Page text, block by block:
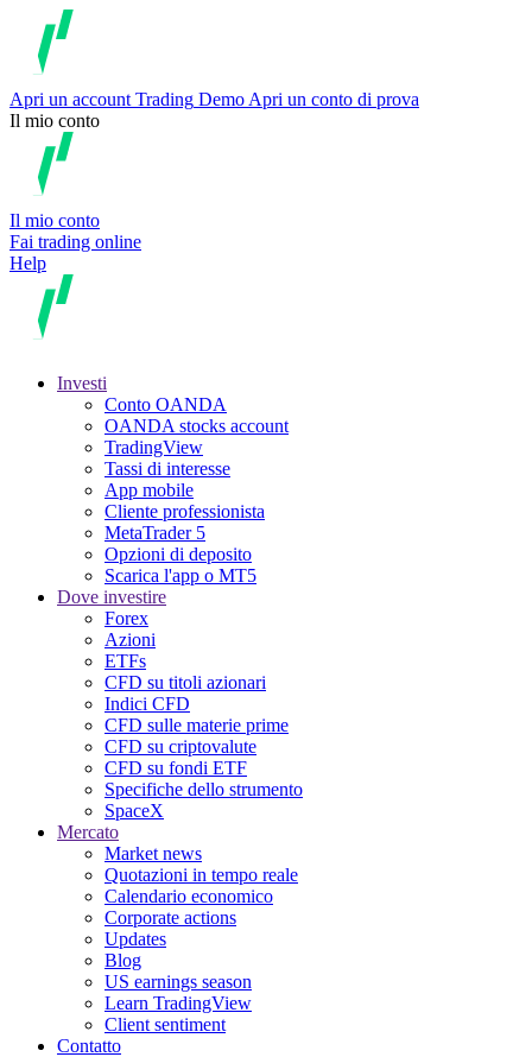
Apri un account Trading Demo Apri un conto di prova
Il mio conto
Il mio conto
Fai trading online
Help
Investi
Conto OANDA
OANDA stocks account
TradingView
Tassi di interesse
App mobile
Cliente professionista
MetaTrader 5
Opzioni di deposito
Scarica l'app o MT5
Dove investire
Forex
Azioni
ETFs
CFD su titoli azionari
Indici CFD
CFD sulle materie prime
CFD su criptovalute
CFD su fondi ETF
Specifiche dello strumento
SpaceX
Mercato
Market news
Quotazioni in tempo reale
Calendario economico
Corporate actions
Updates
Blog
US earnings season
Learn TradingView
Client sentiment
Contatto